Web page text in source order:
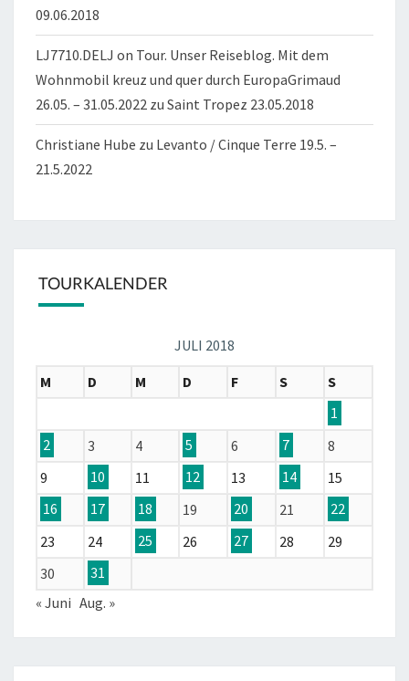
09.06.2018
LJ7710.DELJ on Tour. Unser Reiseblog. Mit dem
Wohnmobil kreuz und quer durch EuropaGrimaud
26.05. – 31.05.2022 zu Saint Tropez 23.05.2018
Christiane Hube zu Levanto / Cinque Terre 19.5. –
21.5.2022
TOURKALENDER
JULI 2018
M
D M D F S
S
1
2
3 4 5 6 7
8
9
10 11 12 13 14
15
16
17 18 19 20 21
22
23
24 25 26 27 28
29
30
31
« Juni Aug. »